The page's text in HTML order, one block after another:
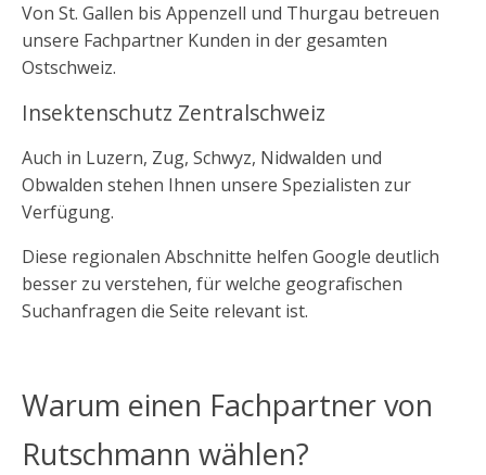
Von St. Gallen bis Appenzell und Thurgau betreuen
unsere Fachpartner Kunden in der gesamten
Ostschweiz.
Insektenschutz Zentralschweiz
Auch in Luzern, Zug, Schwyz, Nidwalden und
Obwalden stehen Ihnen unsere Spezialisten zur
Verfügung.
Diese regionalen Abschnitte helfen Google deutlich
besser zu verstehen, für welche geografischen
Suchanfragen die Seite relevant ist.
Warum einen Fachpartner von
Rutschmann wählen?